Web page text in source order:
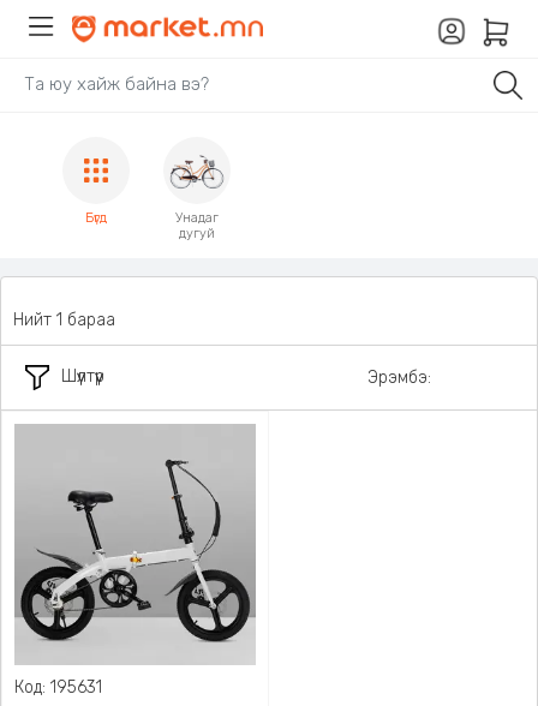
Бүгд
Унадаг
дугуй
Шүүлтүүр
Нийт 1 бараа
Эрэмбэ:
Код: 195631